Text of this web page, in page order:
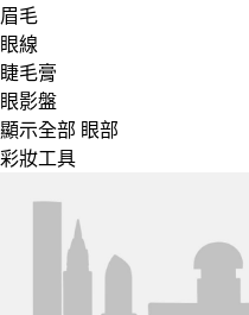
眉毛
眼線
睫毛膏
眼影盤
顯示全部 眼部
彩妝工具